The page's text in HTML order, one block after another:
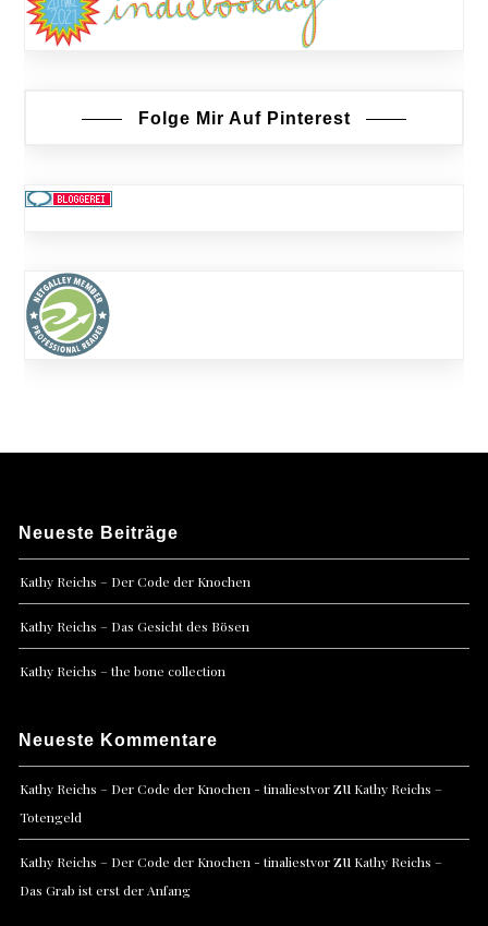
Folge Mir Auf Pinterest
Neueste Beiträge
Kathy Reichs – Der Code der Knochen
Kathy Reichs – Das Gesicht des Bösen
Kathy Reichs – the bone collection
Neueste Kommentare
Kathy Reichs – Der Code der Knochen - tinaliestvorzu Kathy Reichs –
Totengeld
Kathy Reichs – Der Code der Knochen - tinaliestvorzu Kathy Reichs –
Das Grab ist erst der Anfang